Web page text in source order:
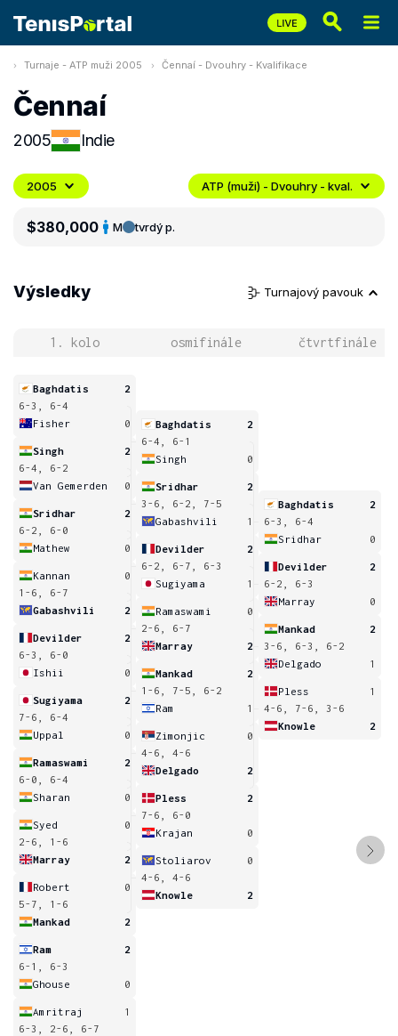
Turnaje - ATP muži 2005 Čennaí - Dvouhry - Kvalifikace
Čennaí
2005 Indie
2005 ATP (muži) - Dvouhry - kval.
$380,000 M tvrdý p.
Výsledky Turnajový pavouk
1. kolo osmifinále čtvrtfinále
Baghdatis
2
6-3, 6-4
Fisher
0
Singh
2
6-4, 6-2
Van Gemerden
0
Sridhar
2
6-2, 6-0
Mathew
0
Kannan
0
1-6, 6-7
Gabashvili
2
Devilder
2
6-3, 6-0
Ishii
0
Sugiyama
2
7-6, 6-4
Uppal
0
Ramaswami
2
6-0, 6-4
Sharan
0
Syed
0
2-6, 1-6
Marray
2
Robert
0
5-7, 1-6
Mankad
2
Ram
2
6-1, 6-3
Ghouse
0
Amritraj
1
6-3, 2-6, 6-7
Baghdatis
2
6-4, 6-1
Singh
0
Sridhar
2
3-6, 6-2, 7-5
Gabashvili
1
Devilder
2
6-2, 6-7, 6-3
Sugiyama
1
Ramaswami
0
2-6, 6-7
Marray
2
Mankad
2
1-6, 7-5, 6-2
Ram
1
Zimonjic
0
4-6, 4-6
Delgado
2
Pless
2
7-6, 6-0
Krajan
0
Stoliarov
0
4-6, 4-6
Knowle
2
Baghdatis
2
6-3, 6-4
Sridhar
0
Devilder
2
6-2, 6-3
Marray
0
Mankad
2
3-6, 6-3, 6-2
Delgado
1
Pless
1
4-6, 7-6, 3-6
Knowle
2